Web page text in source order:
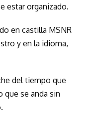
estar organizado.
en castilla MSNR
y en la idioma,
del tiempo que
que se anda sin